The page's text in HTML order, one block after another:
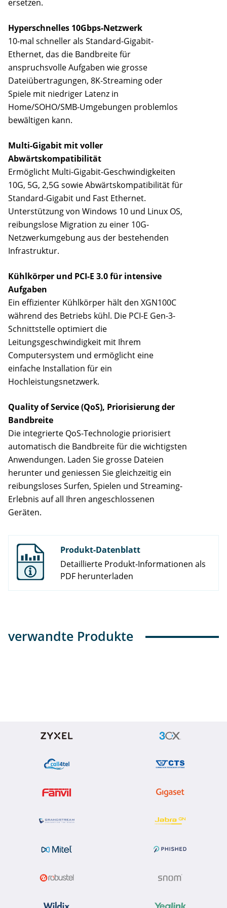
ersetzen.
Hyperschnelles 10Gbps-Netzwerk
10-mal schneller als Standard-Gigabit-
Ethernet, das die Bandbreite für
anspruchsvolle Aufgaben wie grosse
Dateiübertragungen, 8K-Streaming oder
Spiele mit niedriger Latenz in
Home/SOHO/SMB-Umgebungen problemlos
bewältigen kann.
Multi-Gigabit mit voller
Abwärtskompatibilität
Ermöglicht Multi-Gigabit-Geschwindigkeiten
10G, 5G, 2,5G sowie Abwärtskompatibilität für
Standard-Gigabit und Fast Ethernet.
Unterstützung von Windows 10 und Linux OS,
reibungslose Migration zu einer 10G-
Netzwerkumgebung aus der bestehenden
Infrastruktur.
Kühlkörper und PCI-E 3.0 für intensive
Aufgaben
Ein effizienter Kühlkörper hält den XGN100C
während des Betriebs kühl. Die PCI-E Gen-3-
Schnittstelle optimiert die
Leitungsgeschwindigkeit mit Ihrem
Computersystem und ermöglicht eine
einfache Installation für ein
Hochleistungsnetzwerk.
Quality of Service (QoS), Priorisierung der
Bandbreite
Die integrierte QoS-Technologie priorisiert
automatisch die Bandbreite für die wichtigsten
Anwendungen. Laden Sie grosse Dateien
herunter und geniessen Sie gleichzeitig ein
reibungsloses Surfen, Spielen und Streaming-
Erlebnis auf all Ihren angeschlossenen
Geräten.
Produkt-Datenblatt
Detaillierte Produkt-Informationen als
PDF herunterladen
verwandte Produkte